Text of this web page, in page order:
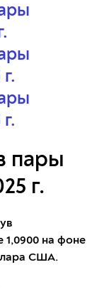
пары
г.
1,0900 на фоне
США.